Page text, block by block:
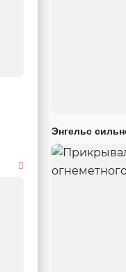
Энгельс